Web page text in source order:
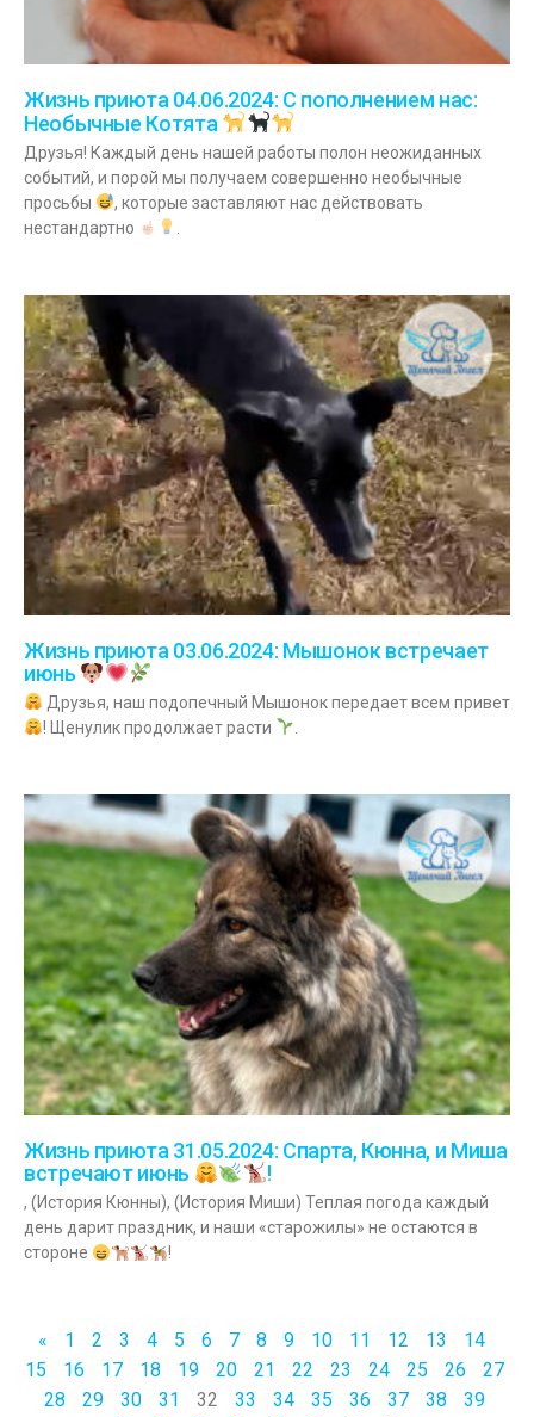
Жизнь приюта 04.06.2024: С пополнением нас:
Необычные Котята
Друзья! Каждый день нашей работы полон неожиданных
событий, и порой мы получаем совершенно необычные
просьбы
, которые заставляют нас действовать
нестандартно
Жизнь приюта 03.06.2024: Мышонок встречает
июнь
Друзья, наш подопечный Мышонок передает всем привет
! Щенулик продолжает расти
Жизнь приюта 31.05.2024: Спарта, Кюнна, и Миша
встречают июнь
!
, (История Кюнны), (История Миши) Теплая погода каждый
день дарит праздник, и наши «старожилы» не остаются в
стороне
!
« 1 2 3 4 5 6 7 8 9 10 11 12 13
14
15
16 17 18 19 20 21 22 23 24 25 26
27
28
29 30 31 32 33 34 35 36 37 38
39